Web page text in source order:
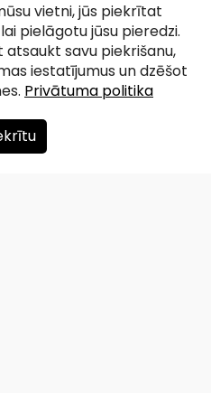
vietni, jūs piekrītat
pielāgotu jūsu pieredzi.
savu piekrišanu,
iestatījumus un dzēšot
Privātuma politika